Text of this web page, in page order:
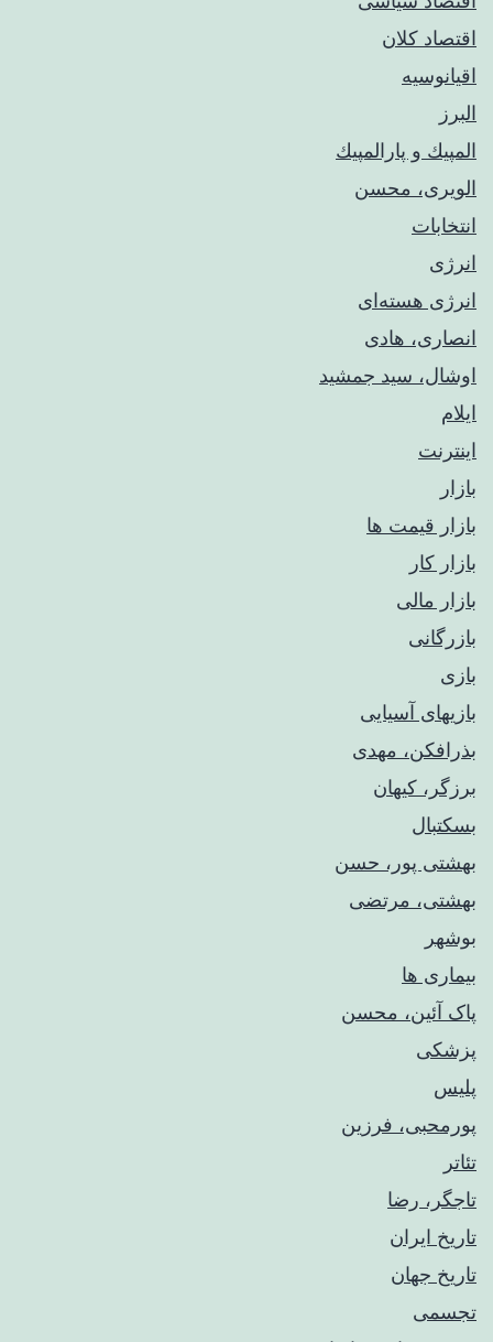
اقتصاد کلان
اقیانوسیه
البرز
المپيك و پارالمپيك
الویری، محسن
انتخابات
انرژی
انرژی هسته‌ای
انصاری، هادی
اوشال، سید جمشید
ایلام
اینترنت
بازار
بازار قیمت ها
بازار کار
بازار مالی
بازرگانی
بازی
بازیهای آسیایی
بذرافکن، مهدی
برزگر، کیهان
بسکتبال
بهشتی پور، حسن
بهشتی، مرتضی
بوشهر
بیماری ها
پاک آئین، محسن
پزشکی
پلیس
پورمحبی، فرزین
تئاتر
تاجگر، رضا
تاریخ ایران
تاریخ جهان
تجسمی